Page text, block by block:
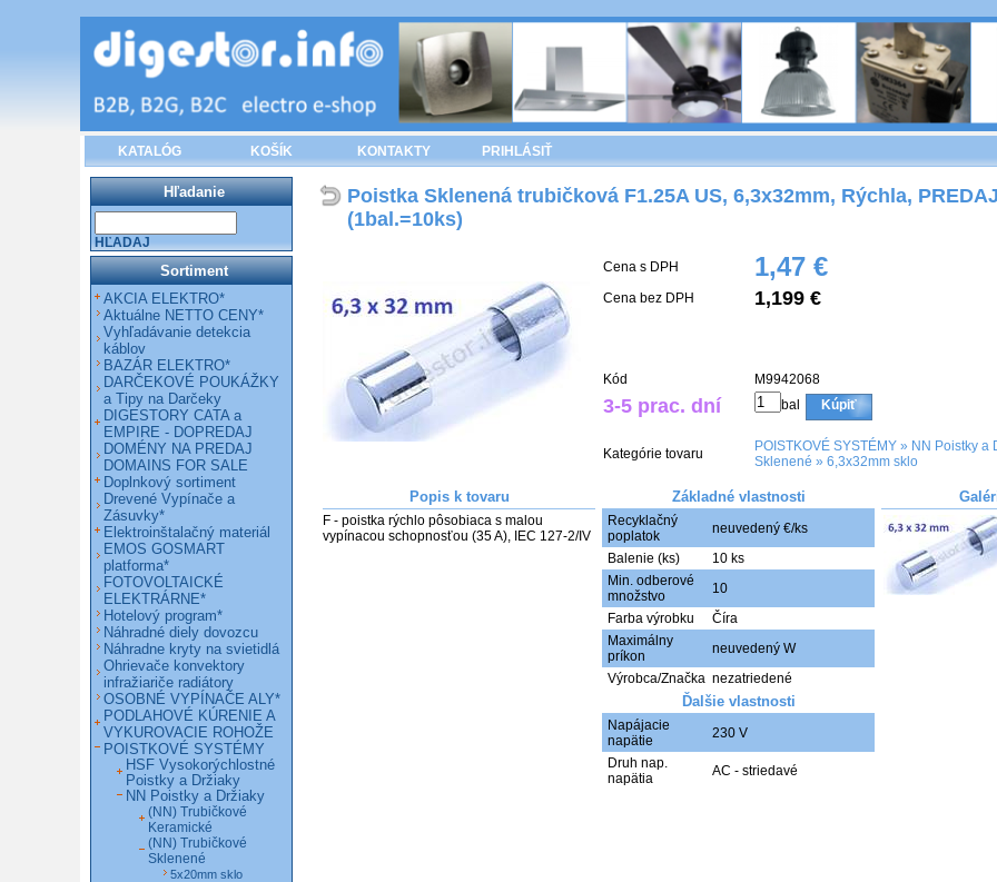
KATALÓG KOŠÍK KONTAKTY PRIHLÁSIŤ
Poistka Sklenená trubičková F1.25A US, 6,3x32mm, Rýchla,
(1bal.=10ks)
Cena s DPH 1,47 €
Cena bez DPH 1,199 €
Kód M9942068
3-5 prac. dní bal Kúpiť
Kategórie tovaru POISTKOVÉ SYSTÉMY » NN Poistky a
Sklenené » 6,3x32mm sklo
Popis k tovaru
F - poistka rýchlo pôsobiaca s malou
Základné vlastnosti
Recyklačný
poplatok
neuvedený €/ks
Balenie (ks)
10 ks
Min. odberové
množstvo
10
Farba výrobku
Číra
Maximálny
príkon
neuvedený W
Výrobca/Značka nezatriedené
Ďalšie vlastnosti
Napájacie
napätie
230 V
Druh nap.
napätia
AC - striedavé
Hľadanie
HĽADAJ
Sortiment
AKCIA ELEKTRO*
Aktuálne NETTO CENY*
Vyhľadávanie detekcia
káblov
BAZÁR ELEKTRO*
DARČEKOVÉ POUKÁŽKY
a Tipy na Darčeky
DIGESTORY CATA a
EMPIRE - DOPREDAJ
DOMÉNY NA PREDAJ
DOMAINS FOR SALE
Doplnkový sortiment
Drevené Vypínače a
Zásuvky*
Elektroinštalačný materiál
EMOS GOSMART
platforma*
FOTOVOLTAICKÉ
ELEKTRÁRNE*
Hotelový program*
Náhradné diely dovozcu
Náhradne kryty na svietidlá
Ohrievače konvektory
infražiariče radiátory
OSOBNÉ VYPÍNAČE ALY*
PODLAHOVÉ KÚRENIE A
VYKUROVACIE ROHOŽE
POISTKOVÉ SYSTÉMY
HSF Vysokorýchlostné
Poistky a Držiaky
NN Poistky a Držiaky
(NN) Trubičkové
Keramické
(NN) Trubičkové
Sklenené
5x20mm sklo